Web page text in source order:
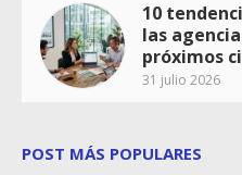
10
las
próximos
31 julio 2026
POST MÁS POPULARES